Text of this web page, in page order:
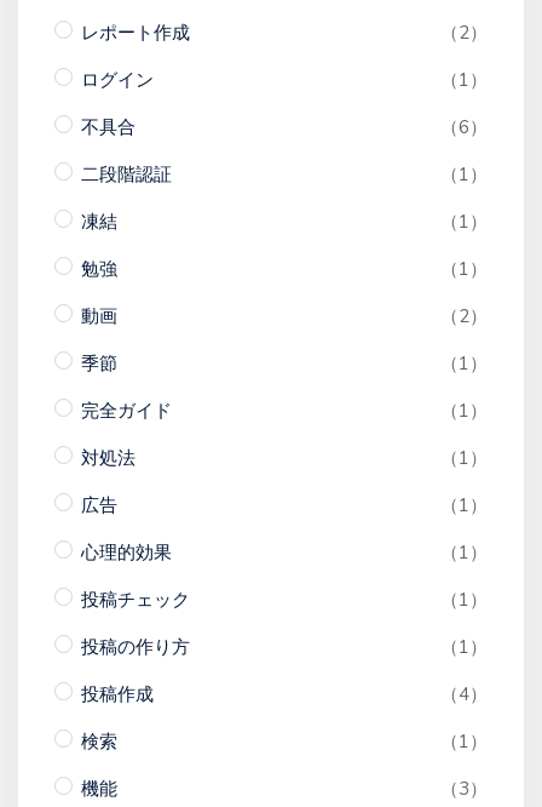
レポート作成
（2）
ログイン
（1）
不具合
（6）
二段階認証
（1）
凍結
（1）
勉強
（1）
動画
（2）
季節
（1）
完全ガイド
（1）
対処法
（1）
広告
（1）
心理的効果
（1）
投稿チェック
（1）
投稿の作り方
（1）
投稿作成
（4）
検索
（1）
機能
（3）